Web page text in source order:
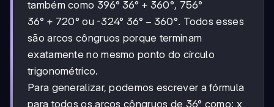
também como 396°36°
+360°
36° + 360°, 756°
36°
+720°
36° + 720° ou -324° 36°-360°
36° − 360°. Todos esses
são arcos côngruos porque terminam
exatamente no mesmo ponto do círculo
trigonométrico.
Para generalizar, podemos escrever a fórmula
para todos os arcos côngruos de 36° como: x